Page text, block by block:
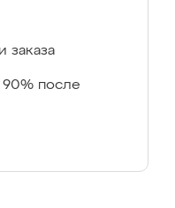
заказа
90% после